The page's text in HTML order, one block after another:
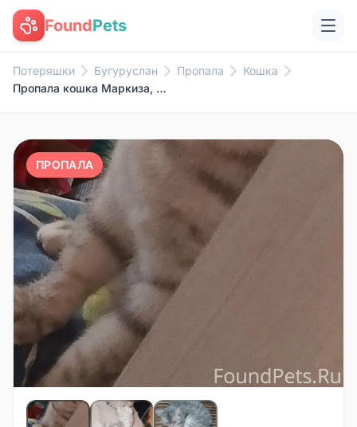
FoundPets
Потеряшки Бугуруслан Пропала
Кошка
Пропала кошка Маркиза, район улицы Гвардейская
ПРОПАЛА